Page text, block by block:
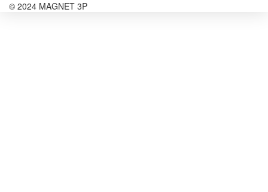
© 2024 MAGNET 3P